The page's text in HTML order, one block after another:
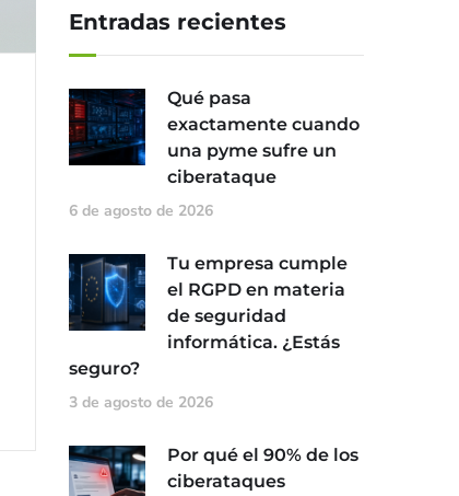
Entradas recientes
Qué pasa
exactamente cuando
una pyme sufre un
ciberataque
6 de agosto de 2026
Tu empresa cumple
el RGPD en materia
de seguridad
informática. ¿Estás
seguro?
3 de agosto de 2026
Por qué el 90% de los
ciberataques